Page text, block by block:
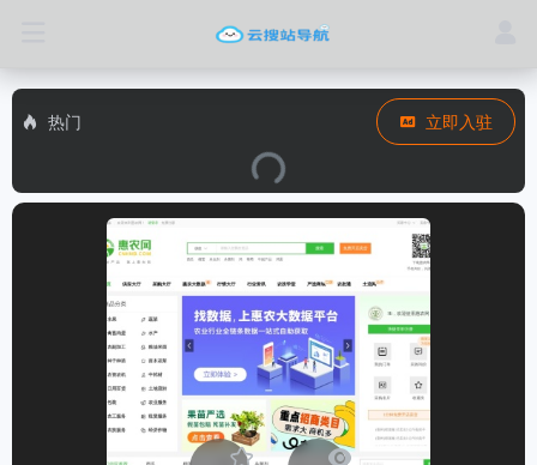
热门 立即入驻